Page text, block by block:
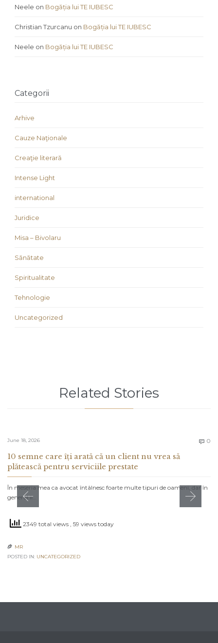
Neele on Bogăția lui TE IUBESC
Christian Tzurcanu on Bogăția lui TE IUBESC
Neele on Bogăția lui TE IUBESC
Categorii
Arhive
Cauze Naţionale
Creaţie literară
Intense Light
international
Juridice
Misa – Bivolaru
Sănătate
Spiritualitate
Tehnologie
Uncategorized
Related Stories
June 18, 2026  0
10 semne care îți arată că un client nu vrea să
plătească pentru serviciile prestate
În meseria mea ca avocat întâlnesc foarte multe tipuri de oameni, dar în
general îi…
2349 total views , 59 views today
 MR
POSTED IN: UNCATEGORIZED